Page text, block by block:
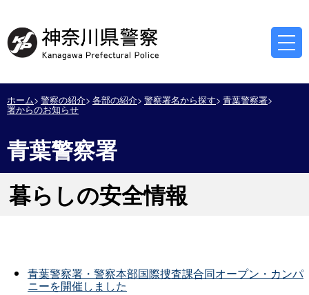
ホーム 警察の紹介 各部の紹介 警察署名から探す 青葉警察署
署からのお知らせ
青葉警察署
暮らしの安全情報
青葉警察署・警察本部国際捜査課合同オープン・カンパ
ニーを開催しました